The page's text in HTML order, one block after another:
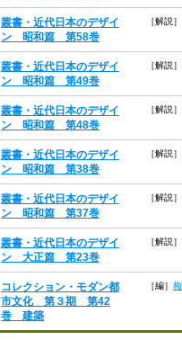
叢書・近代日本のデザイ
ン 昭和篇 第58巻
［解説］
叢書・近代日本のデザイ
ン 昭和篇 第49巻
［解説］
叢書・近代日本のデザイ
ン 昭和篇 第48巻
［解説］
叢書・近代日本のデザイ
ン 昭和篇 第38巻
［解説］
叢書・近代日本のデザイ
ン 昭和篇 第37巻
［解説］
叢書・近代日本のデザイ
ン 大正篇 第23巻
［解説］
コレクション・モダン都
市文化 第３期 第42
巻 建築
［編］